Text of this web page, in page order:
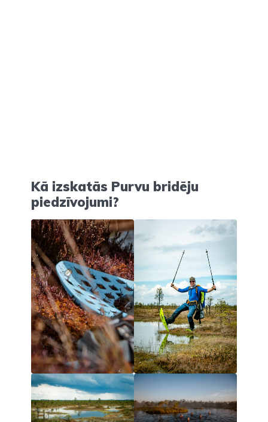
Kā izskatās Purvu bridēju
piedzīvojumi?